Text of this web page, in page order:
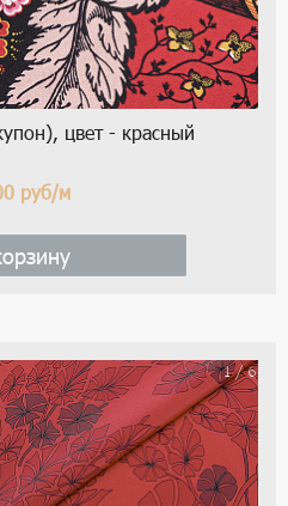
цвет - красный
руб/м
1 / 6